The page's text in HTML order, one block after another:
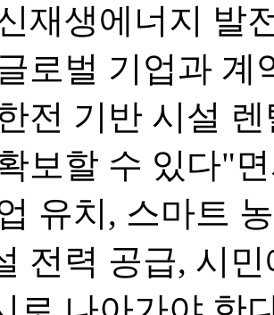
재생에너지 발
로벌 기업과
전 기반 시설
보할 수 있다"
유치, 스마트
전력 공급, 시